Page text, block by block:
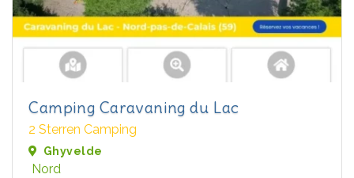
Camping Caravaning du Lac
2 Sterren Camping
Ghyvelde
Nord